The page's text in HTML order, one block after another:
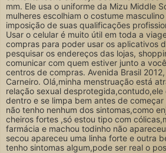
mm. Ele usa o uniforme da Mizu Middle
mulheres escolhiam o costume
imposição de suas qualificações
Usar o celular é muito útil em toda a
compras para poder usar os aplicativos
pesquisar os endereços das lojas,
comunicar com quem estiver junto a
centros de compras. Avenida Brasil
Carneiro. Olá,minha menstruação está
relação sexual desprotegida,contudo,ele
dentro e se limpa bem antes de
não tenho nenhum dos sintomas,como
cheiros fortes ,só estou tipo com
farmácia e machou todinho não
secou apareceu uma linha forte e outra
tenho sintomas algum,pode ser real o